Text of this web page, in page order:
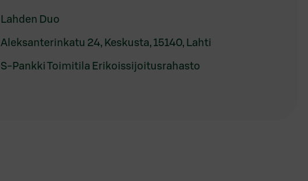
Lahden Duo
Aleksanterinkatu 24, Keskusta, 15140, Lahti
S-Pankki Toimitila Erikoissijoitusrahasto